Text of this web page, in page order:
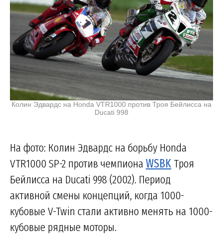
Колин Эдвардс на Honda VTR1000 против Троя Бейлисса на
Ducati 998
На фото: Колин Эдвардс на борьбу Honda
VTR1000 SP-2 против чемпиона WSBKТроя
Бейлисса на Ducati 998 (2002). Период
активной смены концепций, когда 1000-
кубовые V-Twin стали активно менять на 1000-
кубовые рядные моторы.